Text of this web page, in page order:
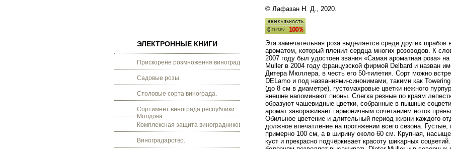
ЭЛЕКТРОННЫЕ КНИГИ
Прискорене розмноження винограду.
Садовые розы.
Столовые сорта винограда.
Сортимент винограда республики
Молдова.
Комплексная защита виноградников.
Виноградарство.
© Лафазан Н. Д., 2020.
Эта замечательная роза выделяется среди других шрабов
ароматом, который пленил сердца многих розоводов. К
2007 году был удостоен звания «Самая ароматная роза» на
Muller в 2004 году французской фирмой Delbard и назван
Дитера Мюллера, в честь его 50-тилетия. Сорт можно
DELamo и под названиями-синонимами, такими как Towering
(до 8 см в диаметре), густомахровые цветки нежного
внешне напоминают пионы. Слегка резные по краям
образуют чашевидные цветки, собранные в пышные
аромат завораживает гармоничным сочетанием ноток
Обильное цветение и длительный период жизни каждого
должное впечатление на протяжении всего сезона. Густые,
примерно 100 см, а в ширину около 60 см. Крупная,
куст и прекрасно подчёркивает красоту шикарных соцветий